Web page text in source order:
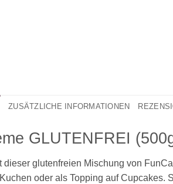
ZUSÄTZLICHE INFORMATIONEN
GLUTENFREI
dieser glutenfreien Mischung von
oder als Topping auf Cupcakes.